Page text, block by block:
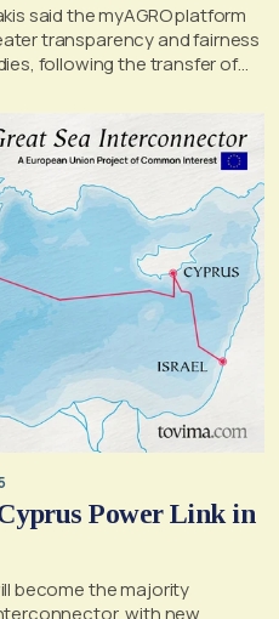
said the myAGRO platform
transparency and fairness
following the transfer of
Power Link in
become the majority